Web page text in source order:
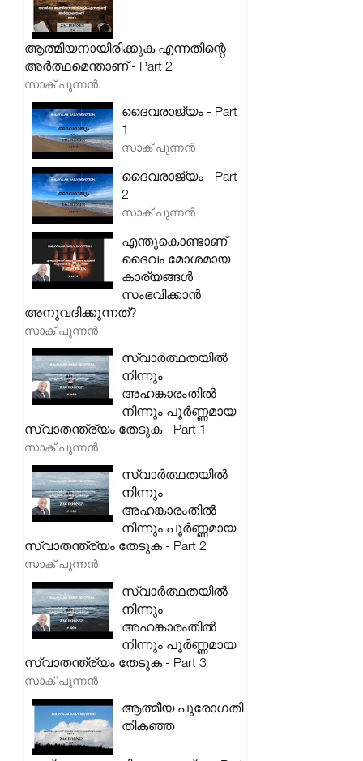
ആത്മീയനായിരിക്കുക എന്നതിന്റെ
അർത്ഥമെന്താണ് - Part 2
സാക് പുന്നൻ
ദൈവരാജ്യം - Part
1
സാക് പുന്നൻ
ദൈവരാജ്യം - Part
2
സാക് പുന്നൻ
എന്തുകൊണ്ടാണ്
ദൈവം മോശമായ
കാര്യങ്ങൾ
സംഭവിക്കാൻ
അനുവദിക്കുന്നത്?
സാക് പുന്നൻ
സ്വാർത്ഥതയിൽ
നിന്നും
അഹങ്കാരംതിൽ
നിന്നും പൂർണ്ണമായ
സ്വാതന്ത്ര്യം തേടുക - Part 1
സാക് പുന്നൻ
സ്വാർത്ഥതയിൽ
നിന്നും
അഹങ്കാരംതിൽ
നിന്നും പൂർണ്ണമായ
സ്വാതന്ത്ര്യം തേടുക - Part 2
സാക് പുന്നൻ
സ്വാർത്ഥതയിൽ
നിന്നും
അഹങ്കാരംതിൽ
നിന്നും പൂർണ്ണമായ
സ്വാതന്ത്ര്യം തേടുക - Part 3
സാക് പുന്നൻ
ആത്മീയ പുരോഗതി
തികഞ്ഞ